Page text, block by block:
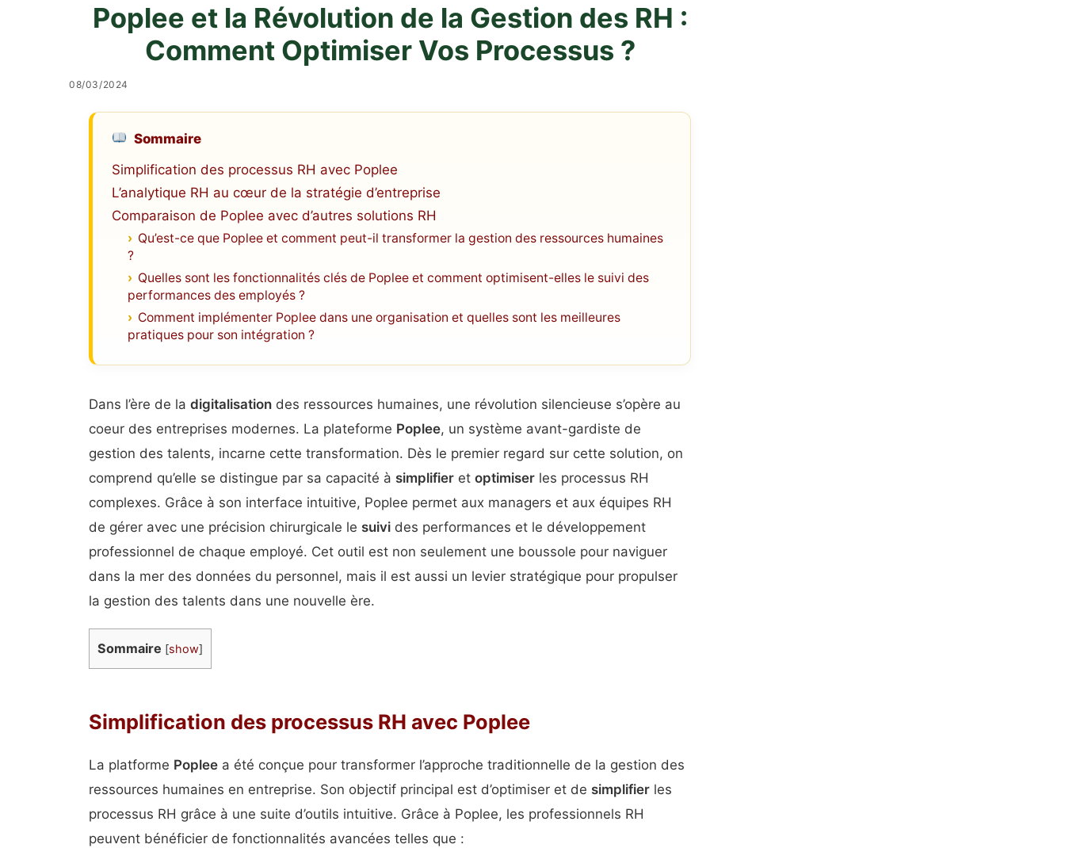
Poplee et la Révolution de la Gestion des RH :
Comment Optimiser Vos Processus ?
08/03/2024
Sommaire
Simplification des processus RH avec Poplee
L’analytique RH au cœur de la stratégie d’entreprise
Comparaison de Poplee avec d’autres solutions RH
Qu’est-ce que Poplee et comment peut-il transformer la gestion des ressources humaines
?
Quelles sont les fonctionnalités clés de Poplee et comment optimisent-elles le suivi des
performances des employés ?
Comment implémenter Poplee dans une organisation et quelles sont les meilleures
pratiques pour son intégration ?
Dans l’ère de la digitalisation des ressources humaines, une révolution silencieuse s’opère au
coeur des entreprises modernes. La plateforme Poplee, un système avant-gardiste de
gestion des talents, incarne cette transformation. Dès le premier regard sur cette solution, on
comprend qu’elle se distingue par sa capacité à simplifier et optimiser les processus RH
complexes. Grâce à son interface intuitive, Poplee permet aux managers et aux équipes RH
de gérer avec une précision chirurgicale le suivi des performances et le développement
professionnel de chaque employé. Cet outil est non seulement une boussole pour naviguer
dans la mer des données du personnel, mais il est aussi un levier stratégique pour propulser
la gestion des talents dans une nouvelle ère.
Sommaire [show]
Simplification des processus RH avec Poplee
La platforme Poplee a été conçue pour transformer l’approche traditionnelle de la gestion des
ressources humaines en entreprise. Son objectif principal est d’optimiser et de simplifier les
processus RH grâce à une suite d’outils intuitive. Grâce à Poplee, les professionnels RH
peuvent bénéficier de fonctionnalités avancées telles que :